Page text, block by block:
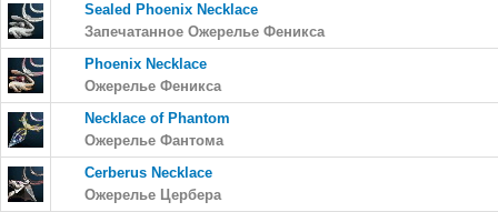
Sealed Phoenix Necklace
Запечатанное Ожерелье Феникса
Phoenix Necklace
Ожерелье Феникса
Necklace of Phantom
Ожерелье Фантома
Cerberus Necklace
Ожерелье Цербера